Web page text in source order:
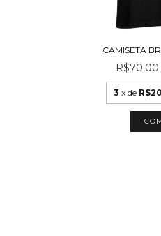
CAMISETA
R$70,00
3 x de